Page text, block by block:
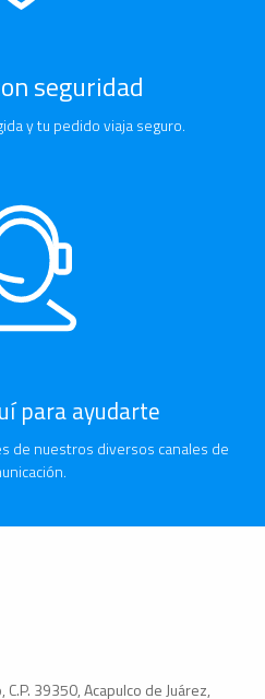
seguridad
y tu pedido viaja seguro.
para ayudarte
de nuestros diversos canales de
39350, Acapulco de Juárez,